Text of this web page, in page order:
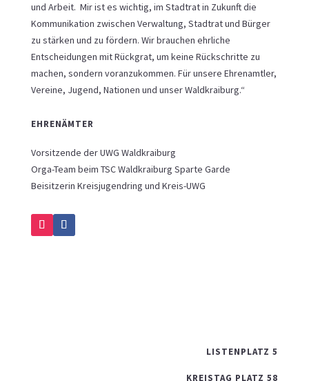
und Arbeit. Mir ist es wichtig, im Stadtrat in Zukunft die
Kommunikation zwischen Verwaltung, Stadtrat und Bürger
zu stärken und zu fördern. Wir brauchen ehrliche
Entscheidungen mit Rückgrat, um keine Rückschritte zu
machen, sondern voranzukommen. Für unsere Ehrenamtler,
Vereine, Jugend, Nationen und unser Waldkraiburg.“
EHRENÄMTER
Vorsitzende der UWG Waldkraiburg
Orga-Team beim TSC Waldkraiburg Sparte Garde
Beisitzerin Kreisjugendring und Kreis-UWG
LISTENPLATZ 5
KREISTAG PLATZ 58